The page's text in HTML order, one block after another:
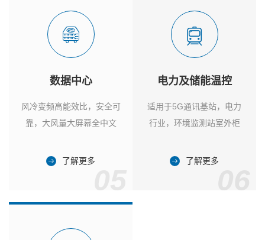
数据中心
风冷变频高能效比，安全可
靠，大风量大屏幕全中文
了解更多
电力及储能温控
适用于5G通讯基站，电力
行业，环境监测站室外柜
了解更多